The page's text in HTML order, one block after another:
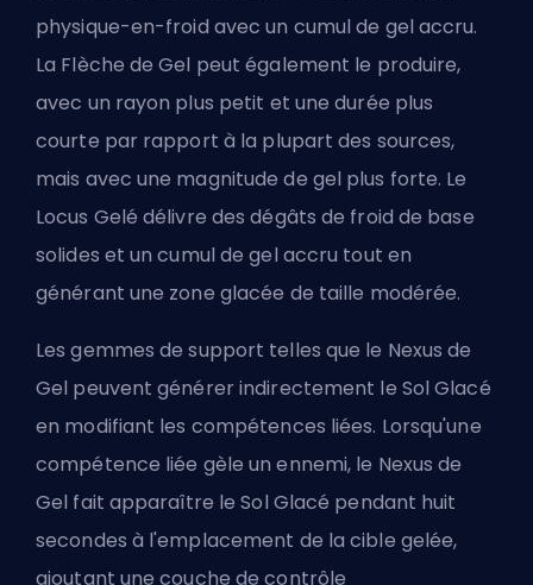
physique-en-froid avec un cumul de gel accru.
La Flèche de Gel peut également le produire,
avec un rayon plus petit et une durée plus
courte par rapport à la plupart des sources,
mais avec une magnitude de gel plus forte. Le
Locus Gelé délivre des dégâts de froid de base
solides et un cumul de gel accru tout en
générant une zone glacée de taille modérée.
Les gemmes de support telles que le Nexus de
Gel peuvent générer indirectement le Sol Glacé
en modifiant les compétences liées. Lorsqu'une
compétence liée gèle un ennemi, le Nexus de
Gel fait apparaître le Sol Glacé pendant huit
secondes à l'emplacement de la cible gelée,
ajoutant une couche de contrôle